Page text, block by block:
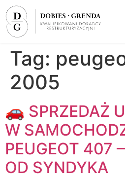
Tag:
2005
🚗 SPRZEDAŻ
W
PEUGEOT 407
OD SYNDYKA